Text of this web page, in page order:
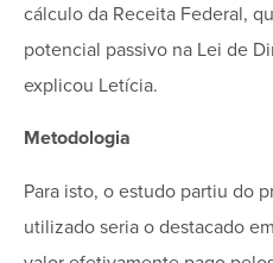
cálculo da Receita Federal,
potencial passivo na Lei de
explicou Letícia.
Metodologia
Para isto, o estudo partiu do
utilizado seria o destacado